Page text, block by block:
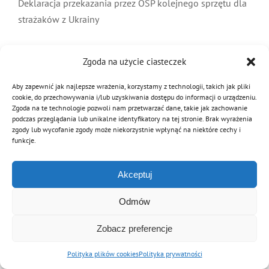
Zgoda na użycie ciasteczek
Aby zapewnić jak najlepsze wrażenia, korzystamy z technologii, takich jak pliki
cookie, do przechowywania i/lub uzyskiwania dostępu do informacji o urządzeniu.
Zgoda na te technologie pozwoli nam przetwarzać dane, takie jak zachowanie
podczas przeglądania lub unikalne identyfikatory na tej stronie. Brak wyrażenia
zgody lub wycofanie zgody może niekorzystnie wpłynąć na niektóre cechy i
funkcje.
Akceptuj
Odmów
Zobacz preferencje
Polityka plików cookiesPolityka prywatności
Symbole
MDP i DDP
PNWM
Kultura
Floriany
Historia
System OSP
Poradnik
Sklep
Deklaracja przekazania przez OSP kolejnego sprzętu dla
strażaków z Ukrainy
© Copyright 2012 - 2026 | Związek OSP RP